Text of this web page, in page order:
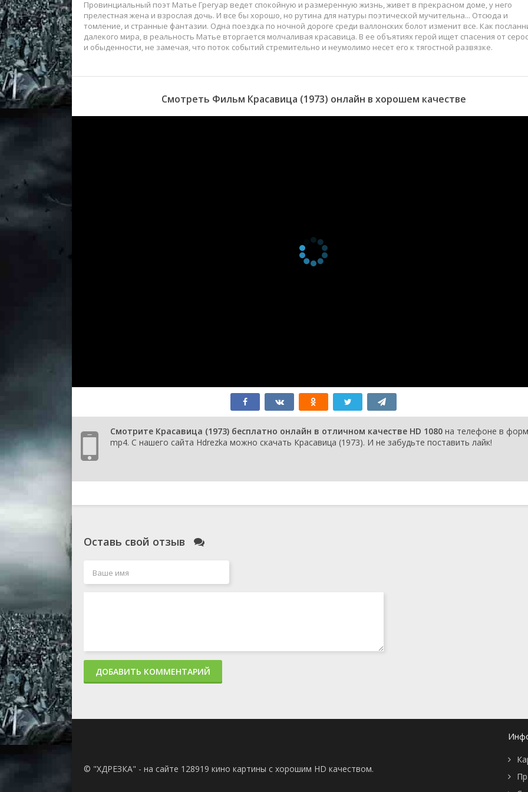
Провинциальный поэт Матье Грегуар ведет спокойную и размеренную жизнь, живет в прекрасном доме, у него
прелестная жена и взрослая дочь. И все бы хорошо, но рутина для натуры поэтической мучительна... Отсюда и
томление, и странные фантазии. Одна поездка по ночной дороге среди валлонских болот изменит все. Как
далекого мира, в реальность Матье вторгается молчаливая красавица. В ее объятиях герой ищет спасения от
и обыденности, не замечая, что поток событий стремительно и неумолимо несет его к тягостной развязке.
Смотреть Фильм Красавица (1973) онлайн в хорошем качестве
Смотрите Красавица (1973) бесплатно онлайн в отличном качестве HD 1080 на телефоне в
mp4. С нашего сайта Hdrezka можно скачать Красавица (1973). И не забудьте поставить лайк!
Оставь свой отзыв
ДОБАВИТЬ КОММЕНТАРИЙ
© "ХДРЕЗКА" - на сайте 128919 кино картины с хорошим HD качеством.